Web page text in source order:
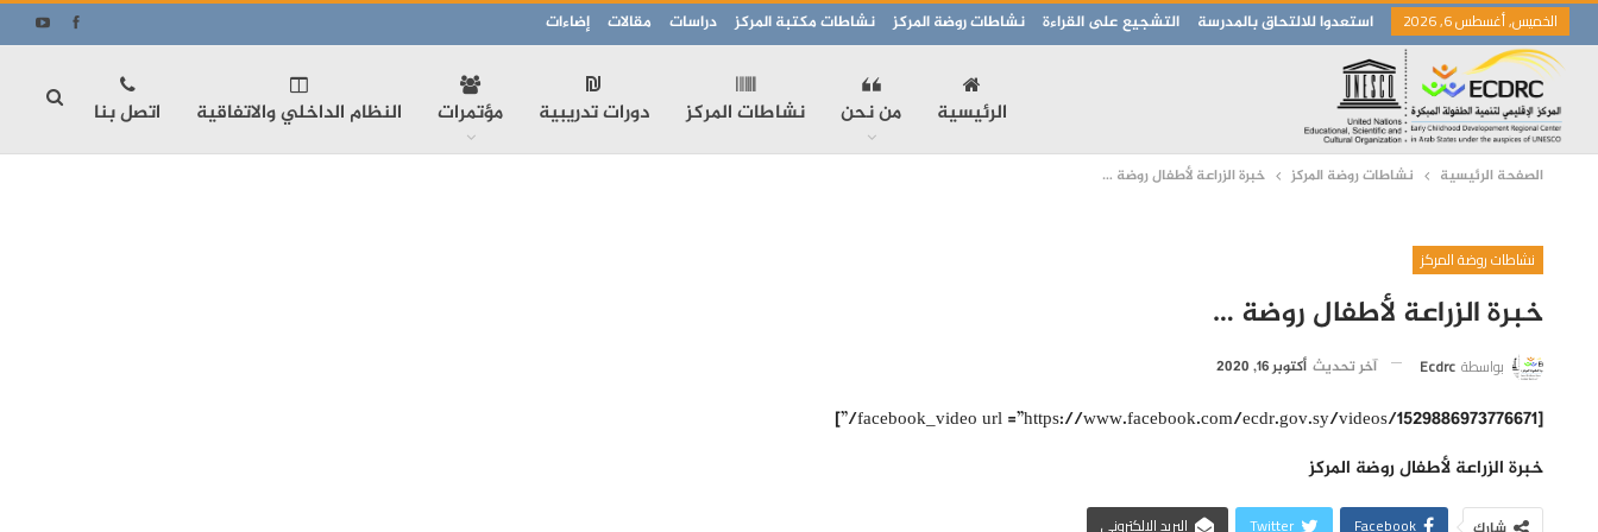
الخميس, أغسطس 6, 2026 استعدوا للالتحاق بالمدرسة التشجيع على القراءة نشاطات روضة المركز نشاطات مكتبة المركز دراسات مقالات إضاءات
الرئيسية من نحن نشاطات المركز دورات تدريبية مؤتمرات النظام الداخلي والاتفاقية اتصل بنا
الصفحة الرئيسية نشاطات روضة المركز خبرة الزراعة لأطفال روضة …
نشاطات روضة المركز
خبرة الزراعة لأطفال روضة …
بواسطة Ecdrc آخر تحديث أكتوبر 16, 2020
[facebook_video url =”https://www.facebook.com/ecdr.gov.sy/videos/1529886973776671/”]
خبرة الزراعة لأطفال روضة المركز
Facebook
Twitter البريد الإلكتروني